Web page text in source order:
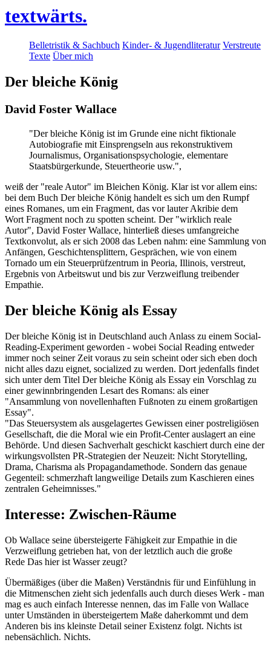
textwärts.
Belletristik & Sachbuch Kinder- & Jugendliteratur Verstreute
Texte Über mich
Der bleiche König
David Foster Wallace
"Der bleiche König ist im Grunde eine nicht fiktionale
Autobiografie mit Einsprengseln aus rekonstruktivem
Journalismus, Organisationspsychologie, elementare
Staatsbürgerkunde, Steuertheorie usw.",
weiß der "reale Autor" im Bleichen König. Klar ist vor allem eins:
bei dem Buch Der bleiche König handelt es sich um den Rumpf
eines Romanes, um ein Fragment, das vor lauter Akribie dem
Wort Fragment noch zu spotten scheint. Der "wirklich reale
Autor", David Foster Wallace, hinterließ dieses umfangreiche
Textkonvolut, als er sich 2008 das Leben nahm: eine Sammlung von
Anfängen, Geschichtensplittern, Gesprächen, wie von einem
Tornado um ein Steuerprüfzentrum in Peoria, Illinois, verstreut,
Ergebnis von Arbeitswut und bis zur Verzweiflung treibender
Empathie.
Der bleiche König als Essay
Der bleiche König ist in Deutschland auch Anlass zu einem Social-
Reading-Experiment geworden - wobei Social Reading entweder
immer noch seiner Zeit voraus zu sein scheint oder sich eben doch
nicht alles dazu eignet, socialized zu werden. Dort jedenfalls findet
sich unter dem Titel Der bleiche König als Essay ein Vorschlag zu
einer gewinnbringenden Lesart des Romans: als einer
"Ansammlung von novellenhaften Fußnoten zu einem großartigen
Essay".
"Das Steuersystem als ausgelagertes Gewissen einer postreligiösen
Gesellschaft, die die Moral wie ein Profit-Center auslagert an eine
Behörde. Und diesen Sachverhalt geschickt kaschiert durch eine der
wirkungsvollsten PR-Strategien der Neuzeit: Nicht Storytelling,
Drama, Charisma als Propagandamethode. Sondern das genaue
Gegenteil: schmerzhaft langweilige Details zum Kaschieren eines
zentralen Geheimnisses."
Interesse: Zwischen-Räume
Ob Wallace seine übersteigerte Fähigkeit zur Empathie in die
Verzweiflung getrieben hat, von der letztlich auch die große
Rede Das hier ist Wasser zeugt?
Übermäßiges (über die Maßen) Verständnis für und Einfühlung in
die Mitmenschen zieht sich jedenfalls auch durch dieses Werk - man
mag es auch einfach Interesse nennen, das im Falle von Wallace
unter Umständen in übersteigertem Maße daherkommt und dem
Anderen bis ins kleinste Detail seiner Existenz folgt. Nichts ist
nebensächlich. Nichts.